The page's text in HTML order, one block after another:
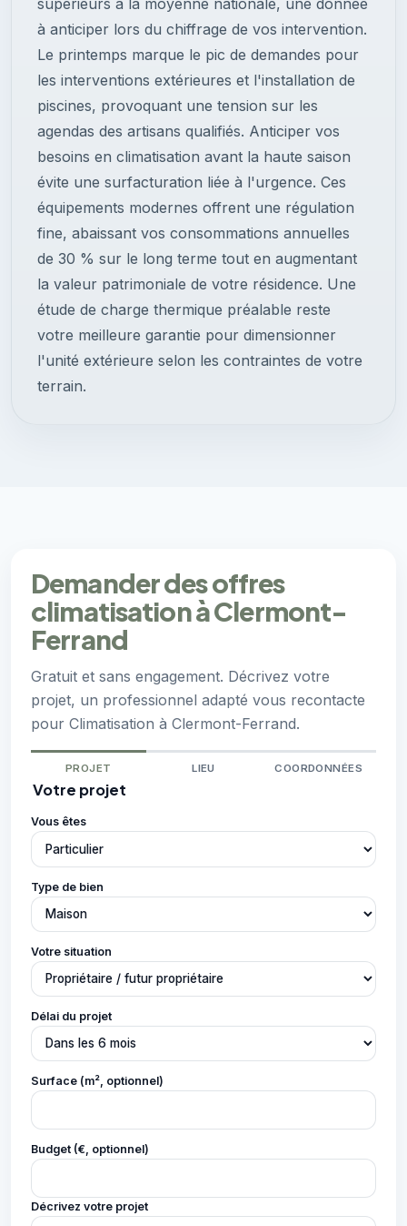
supérieurs à la moyenne nationale, une donnée
à anticiper lors du chiffrage de vos intervention.
Le printemps marque le pic de demandes pour
les interventions extérieures et l'installation de
piscines, provoquant une tension sur les
agendas des artisans qualifiés. Anticiper vos
besoins en climatisation avant la haute saison
évite une surfacturation liée à l'urgence. Ces
équipements modernes offrent une régulation
fine, abaissant vos consommations annuelles
de 30 % sur le long terme tout en augmentant
la valeur patrimoniale de votre résidence. Une
étude de charge thermique préalable reste
votre meilleure garantie pour dimensionner
l'unité extérieure selon les contraintes de votre
terrain.
Demander des offres
climatisation à Clermont-
Ferrand
Gratuit et sans engagement. Décrivez votre
projet, un professionnel adapté vous recontacte
pour Climatisation à Clermont-Ferrand.
PROJET LIEU COORDONNÉES
Votre projet
Vous êtes
Type de bien
Votre situation
Délai du projet
Surface (m², optionnel)
Budget (€, optionnel)
Décrivez votre projet